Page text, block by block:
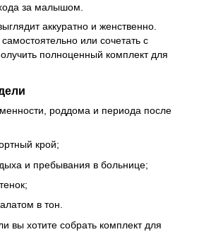
за малышом.
аккуратно и женственно.
или сочетать с
полноценный комплект для
роддома и периода после
крой;
и пребывания в больнице;
в тон.
вы хотите собрать комплект для